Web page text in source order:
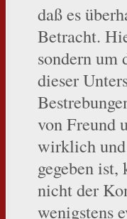
daß es
Betracht.
sondern
dieser
von Freund
wirklich
gegeben
nicht der
wenigstens